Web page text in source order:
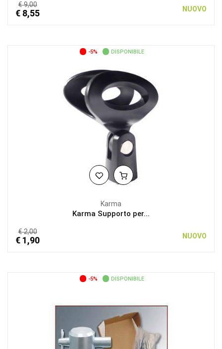
€ 9,00
€ 8,55 NUOVO
-5% DISPONIBILE
Karma
Karma Supporto per...
€ 2,00
€ 1,90 NUOVO
-5% DISPONIBILE